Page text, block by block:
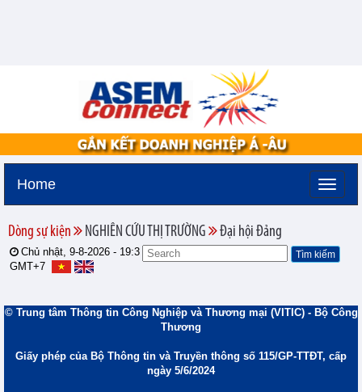
Home
Dòng sự kiện NGHIÊN CỨU THỊ TRƯỜNG Đại hội Đảng
Chủ nhật, 9-8-2026 - 19:3
GMT+7
© Trung tâm Thông tin Công Nghiệp và Thương mại (VITIC) - Bộ Công
Thương
Giấy phép của Bộ Thông tin và Truyền thông số 115/GP-TTĐT, cấp
ngày 5/6/2024